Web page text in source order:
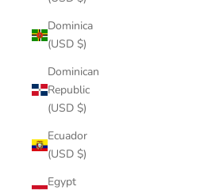
Dominica
(USD $)
Dominican
Republic
(USD $)
Ecuador
(USD $)
Egypt